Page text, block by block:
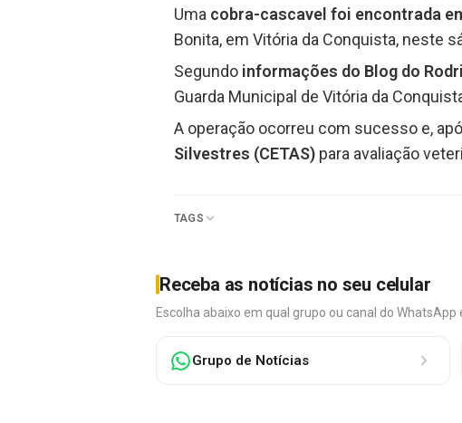
Uma cobra-cascavel foi encontrada
Bonita, em Vitória da Conquista, neste
Segundo informações do Blog do
Guarda Municipal de Vitória da
A operação ocorreu com sucesso e,
Silvestres (CETAS) para avaliação
TAGS
Receba as notícias no seu celular
Escolha abaixo em qual grupo ou canal do WhatsApp
Grupo de Notícias